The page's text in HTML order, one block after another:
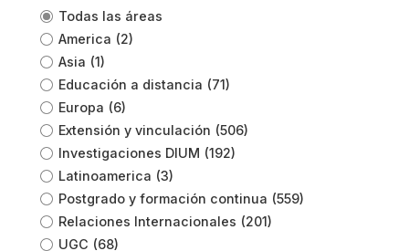
Todas las áreas
America (2)
Asia (1)
Educación a distancia (71)
Europa (6)
Extensión y vinculación (506)
Investigaciones DIUM (192)
Latinoamerica (3)
Postgrado y formación continua (559)
Relaciones Internacionales (201)
UGC (68)